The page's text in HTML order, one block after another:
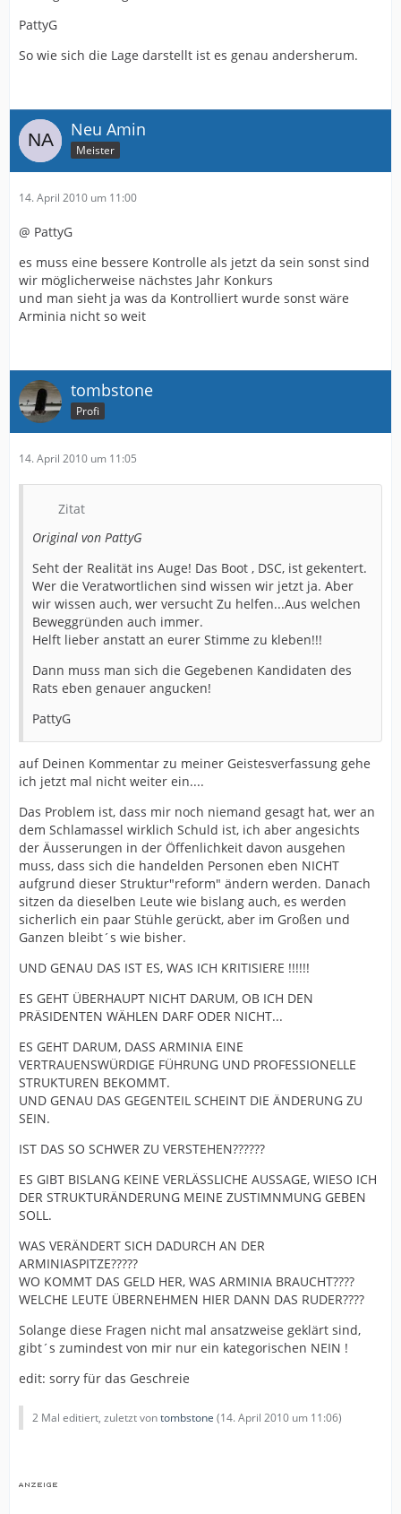
PattyG
So wie sich die Lage darstellt ist es genau andersherum.
Neu Amin
Meister
14. April 2010 um 11:00
@ PattyG
es muss eine bessere Kontrolle als jetzt da sein sonst sind
wir möglicherweise nächstes Jahr Konkurs
und man sieht ja was da Kontrolliert wurde sonst wäre
Arminia nicht so weit
tombstone
Profi
14. April 2010 um 11:05
Zitat
Original von PattyG
Seht der Realität ins Auge! Das Boot , DSC, ist gekentert.
Wer die Veratwortlichen sind wissen wir jetzt ja. Aber
wir wissen auch, wer versucht Zu helfen...Aus welchen
Beweggründen auch immer.
Helft lieber anstatt an eurer Stimme zu kleben!!!
Dann muss man sich die Gegebenen Kandidaten des
Rats eben genauer angucken!
PattyG
auf Deinen Kommentar zu meiner Geistesverfassung gehe
ich jetzt mal nicht weiter ein....
Das Problem ist, dass mir noch niemand gesagt hat, wer an
dem Schlamassel wirklich Schuld ist, ich aber angesichts
der Äusserungen in der Öffenlichkeit davon ausgehen
muss, dass sich die handelden Personen eben NICHT
aufgrund dieser Struktur"reform" ändern werden. Danach
sitzen da dieselben Leute wie bislang auch, es werden
sicherlich ein paar Stühle gerückt, aber im Großen und
Ganzen bleibt´s wie bisher.
UND GENAU DAS IST ES, WAS ICH KRITISIERE !!!!!!
ES GEHT ÜBERHAUPT NICHT DARUM, OB ICH DEN
PRÄSIDENTEN WÄHLEN DARF ODER NICHT...
ES GEHT DARUM, DASS ARMINIA EINE
VERTRAUENSWÜRDIGE FÜHRUNG UND PROFESSIONELLE
STRUKTUREN BEKOMMT.
UND GENAU DAS GEGENTEIL SCHEINT DIE ÄNDERUNG ZU
SEIN.
IST DAS SO SCHWER ZU VERSTEHEN??????
ES GIBT BISLANG KEINE VERLÄSSLICHE AUSSAGE, WIESO ICH
DER STRUKTURÄNDERUNG MEINE ZUSTIMNMUNG GEBEN
SOLL.
WAS VERÄNDERT SICH DADURCH AN DER
ARMINIASPITZE?????
WO KOMMT DAS GELD HER, WAS ARMINIA BRAUCHT????
WELCHE LEUTE ÜBERNEHMEN HIER DANN DAS RUDER????
Solange diese Fragen nicht mal ansatzweise geklärt sind,
gibt´s zumindest von mir nur ein kategorischen NEIN !
edit: sorry für das Geschreie
2 Mal editiert, zuletzt vontombstone (14. April 2010 um 11:06)